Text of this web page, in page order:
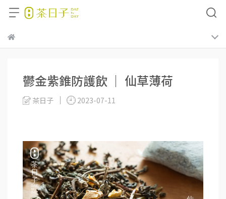
鬱金紫錐防護飲 ｜ 仙草薄荷
茶日子 2023-07-11